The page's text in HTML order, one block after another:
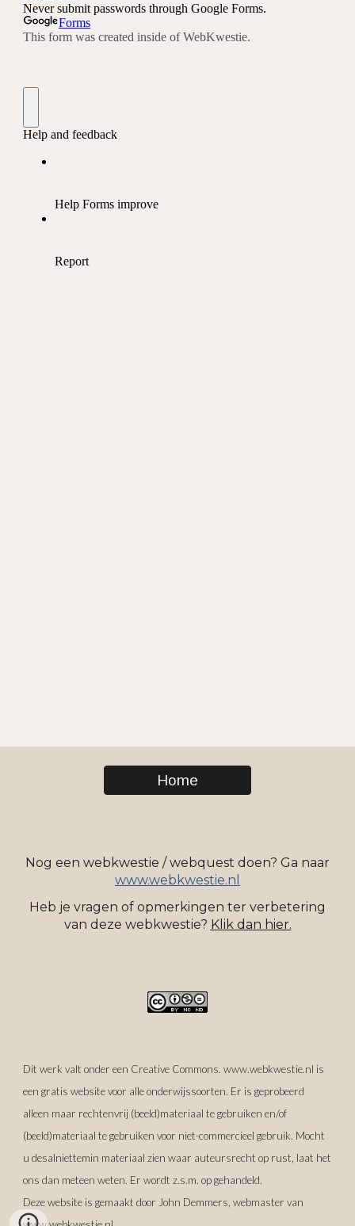
Home
Nog een webkwestie / webquest doen? Ga naar
www.webkwestie.nl
Heb je vragen of opmerkingen ter verbetering
van deze webkwestie? Klik dan hier.
Dit werk valt onder een Creative Commons. www.webkwestie.nl is
een gratis website voor alle onderwijssoorten. Er is geprobeerd
alleen maar rechtenvrij (beeld)materiaal te gebruiken en/of
(beeld)materiaal te gebruiken voor niet-commercieel gebruik. Mocht
u desalniettemin materiaal zien waar auteursrecht op rust, laat het
ons dan meteen weten. Er wordt z.s.m. op gehandeld.
Deze website is gemaakt door John Demmers, webmaster van